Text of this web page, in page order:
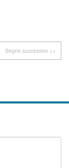
Segno successivo >>